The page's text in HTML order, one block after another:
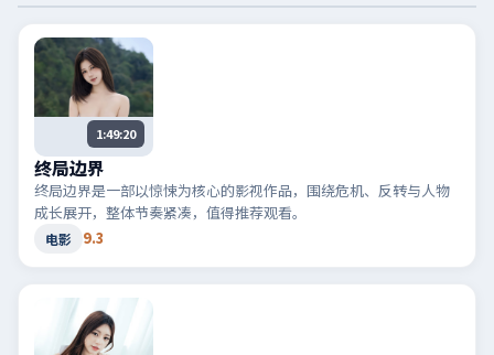
1:49:20
终局边界
终局边界是一部以惊悚为核心的影视作品，围绕危机、反转与人物
成长展开，整体节奏紧凑，值得推荐观看。
电影 9.3